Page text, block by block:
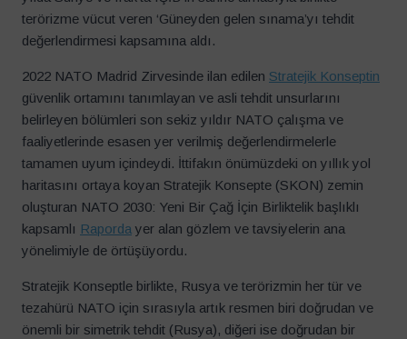
terörizme vücut veren ‘Güneyden gelen sınama’yı tehdit
değerlendirmesi kapsamına aldı.
2022 NATO Madrid Zirvesinde ilan edilen Stratejik Konseptin
güvenlik ortamını tanımlayan ve asli tehdit unsurlarını
belirleyen bölümleri son sekiz yıldır NATO çalışma ve
faaliyetlerinde esasen yer verilmiş değerlendirmelerle
tamamen uyum içindeydi. İttifakın önümüzdeki on yıllık yol
haritasını ortaya koyan Stratejik Konsepte (SKON) zemin
oluşturan NATO 2030: Yeni Bir Çağ İçin Birliktelik başlıklı
kapsamlı Raporda yer alan gözlem ve tavsiyelerin ana
yönelimiyle de örtüşüyordu.
Stratejik Konseptle birlikte, Rusya ve terörizmin her tür ve
tezahürü NATO için sırasıyla artık resmen biri doğrudan ve
önemli bir simetrik tehdit (Rusya), diğeri ise doğrudan bir